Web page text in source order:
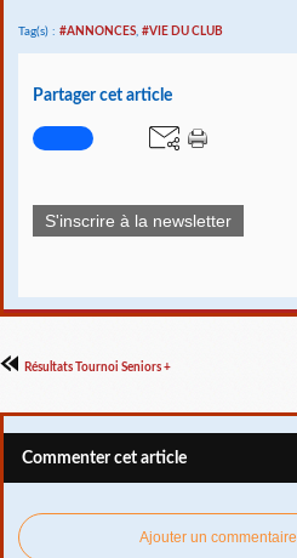
Tag(s) : #ANNONCES, #VIE DU CLUB
Partager cet article
S'inscrire à la newsletter
Résultats Tournoi Seniors +
Commenter cet article
Ajouter un commentaire